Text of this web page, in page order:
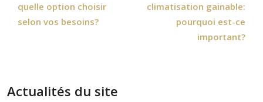
quelle option choisir
selon vos besoins?
climatisation gainable:
pourquoi est-ce
important?
Actualités du site